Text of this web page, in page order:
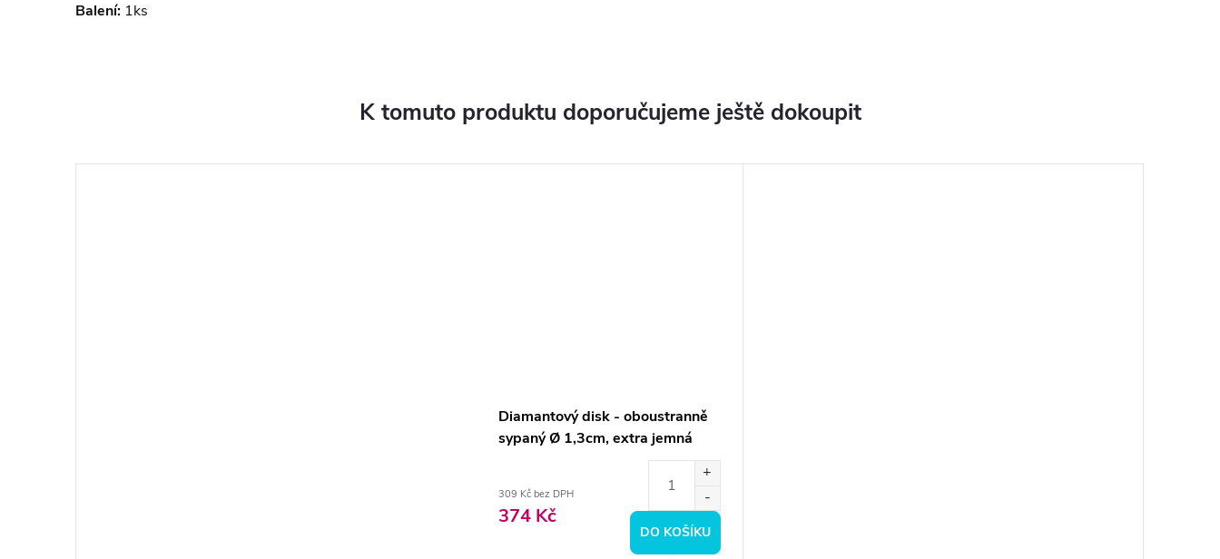
Balení: 1ks
K tomuto produktu doporučujeme ještě dokoupit
Diamantový disk - oboustranně
sypaný Ø 1,3cm, extra jemná
309 Kč bez DPH
374 Kč
DO KOŠÍKU